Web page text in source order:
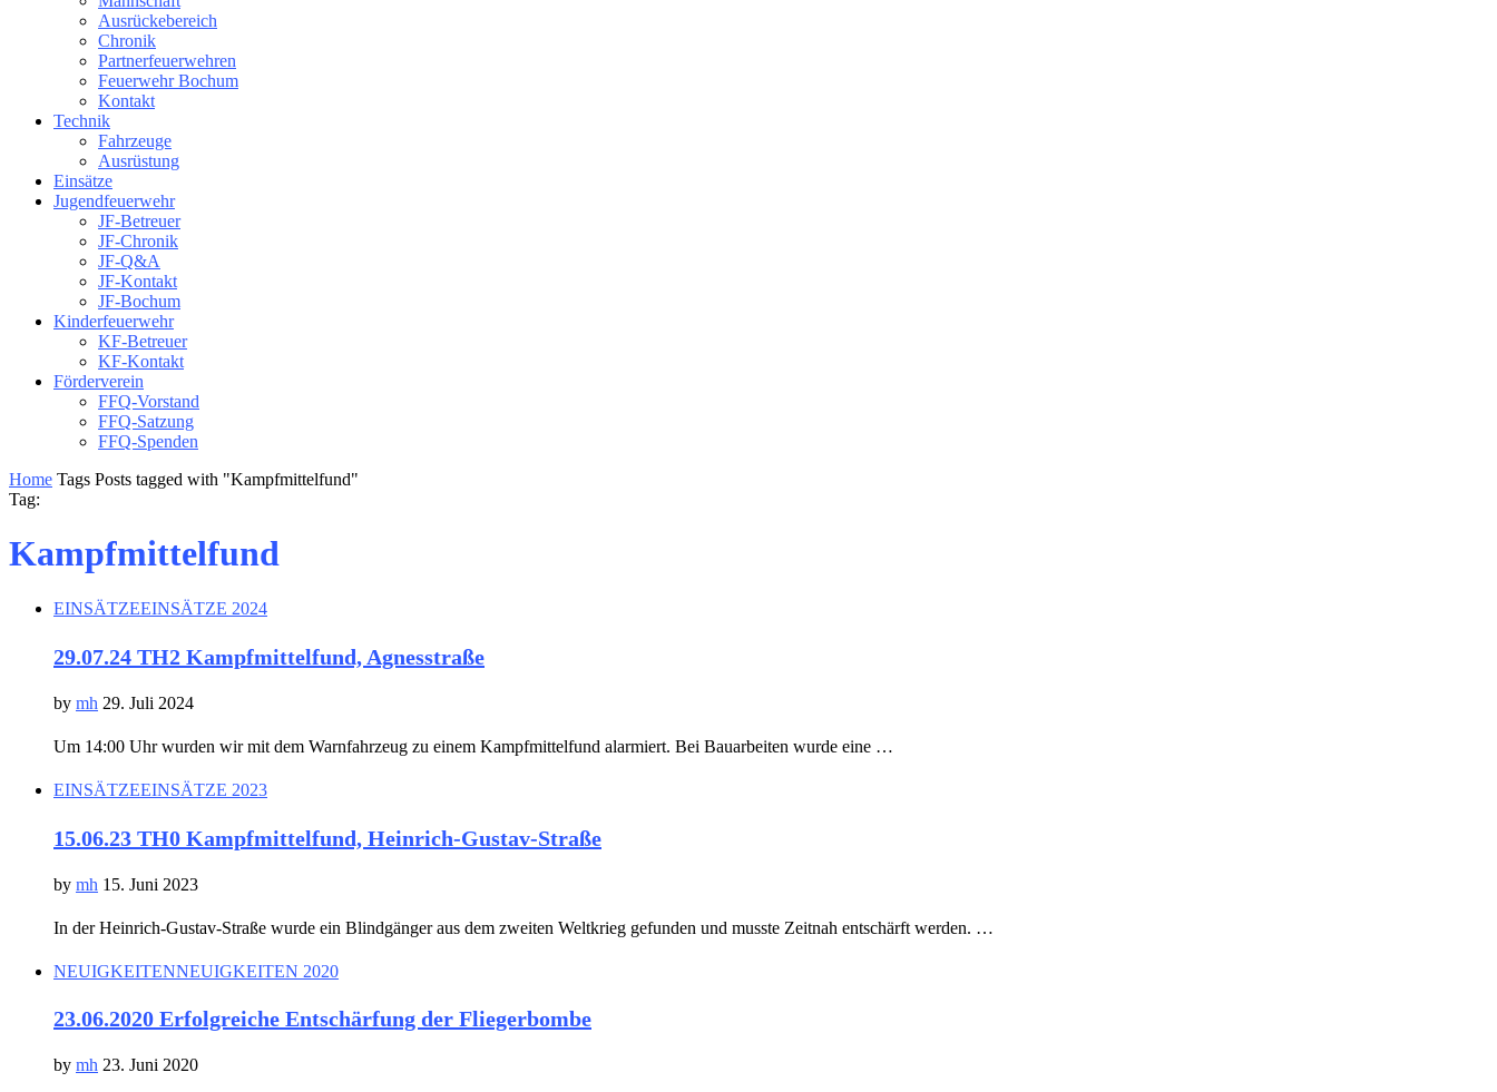
Ausrückebereich
Chronik
Partnerfeuerwehren
Feuerwehr Bochum
Kontakt
Technik
Fahrzeuge
Ausrüstung
Einsätze
Jugendfeuerwehr
JF-Betreuer
JF-Chronik
JF-Q&A
JF-Kontakt
JF-Bochum
Kinderfeuerwehr
KF-Betreuer
KF-Kontakt
Förderverein
FFQ-Vorstand
FFQ-Satzung
FFQ-Spenden
Home Tags Posts tagged with "Kampfmittelfund"
Tag:
Kampfmittelfund
EINSÄTZEEINSÄTZE 2024
29.07.24 TH2 Kampfmittelfund, Agnesstraße
by mh 29. Juli 2024
Um 14:00 Uhr wurden wir mit dem Warnfahrzeug zu einem Kampfmittelfund alarmiert. Bei Bauarbeiten wurde eine …
EINSÄTZEEINSÄTZE 2023
15.06.23 TH0 Kampfmittelfund, Heinrich-Gustav-Straße
by mh 15. Juni 2023
In der Heinrich-Gustav-Straße wurde ein Blindgänger aus dem zweiten Weltkrieg gefunden und musste Zeitnah entschärft werden. …
NEUIGKEITENNEUIGKEITEN 2020
23.06.2020 Erfolgreiche Entschärfung der Fliegerbombe
by mh 23. Juni 2020